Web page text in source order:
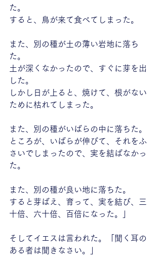
た。
すると、鳥が来て食べてしまった。
また、別の種が土の薄い岩地に落ち
た。
土が深くなかったので、すぐに芽を出
した。
しかし日が上ると、焼けて、根がない
ために枯れてしまった。
また、別の種がいばらの中に落ちた。
ところが、いばらが伸びて、それをふ
さいでしまったので、実を結ばなかっ
た。
また、別の種が良い地に落ちた。
すると芽ばえ、育って、実を結び、三
十倍、六十倍、百倍になった。」
そしてイエスは言われた。「聞く耳の
ある者は聞きなさい。」